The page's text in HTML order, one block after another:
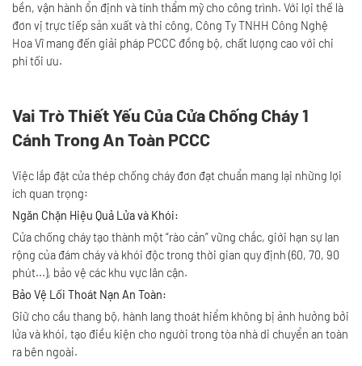
bền, vận hành ổn định và tính thẩm mỹ cho công trình. Với lợi thế là
đơn vị trực tiếp sản xuất và thi công, Công Ty TNHH Công Nghệ
Hoa Vĩ mang đến giải pháp PCCC đồng bộ, chất lượng cao với chi
phí tối ưu.
Vai Trò Thiết Yếu Của Cửa Chống Cháy 1
Cánh Trong An Toàn PCCC
Việc lắp đặt cửa thép chống cháy đơn đạt chuẩn mang lại những lợi
ích quan trọng:
Ngăn Chặn Hiệu Quả Lửa và Khói:
Cửa chống cháy tạo thành một “rào cản” vững chắc, giới hạn sự lan
rộng của đám cháy và khói độc trong thời gian quy định (60, 70, 90
phút...), bảo vệ các khu vực lân cận.
Bảo Vệ Lối Thoát Nạn An Toàn:
Giữ cho cầu thang bộ, hành lang thoát hiểm không bị ảnh hưởng bởi
lửa và khói, tạo điều kiện cho người trong tòa nhà di chuyển an toàn
ra bên ngoài.